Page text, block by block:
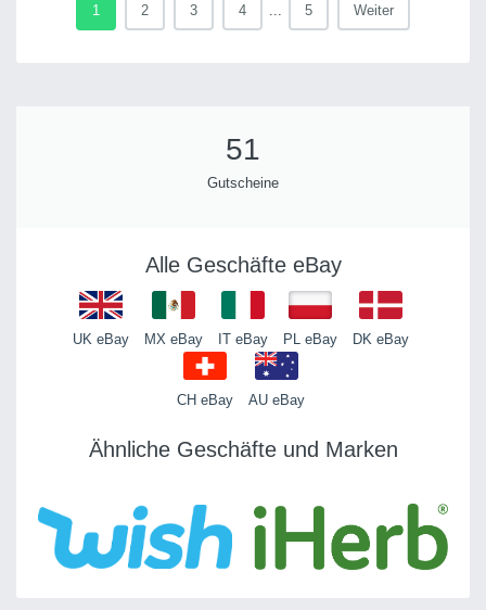
1 2 3 4 5 Weiter
51
Gutscheine
Alle Geschäfte eBay
UK eBay MX eBay IT eBay PL eBay DK eBay
CH eBay AU eBay
Ähnliche Geschäfte und Marken